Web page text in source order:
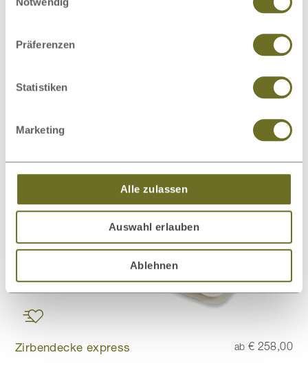
Präferenzen
Statistiken
Marketing
Alle zulassen
Auswahl erlauben
Ablehnen
TENCEL™ Faser Bettdecke Plus
€ 167,00
Zirbendecke express ab € 258,00